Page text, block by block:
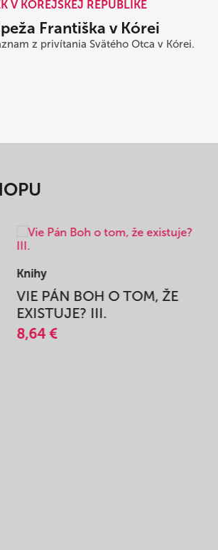
V KÓREJSKEJ REPUBLIKE
Františka v Kórei
z privítania Svätého Otca v Kórei.
Knihy
VIE PÁN BOH O TOM, ŽE
EXISTUJE? III.
8,64 €